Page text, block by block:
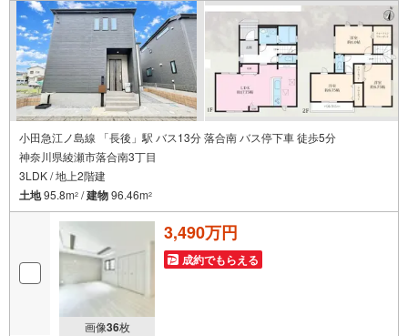
小田急江ノ島線 「長後」駅 バス13分 落合南 バス停下車 徒歩5分
神奈川県綾瀬市落合南3丁目
3LDK / 地上2階建
土地95.8m2 /建物96.46m2
画像36枚
3,490万円
成約でもらえる